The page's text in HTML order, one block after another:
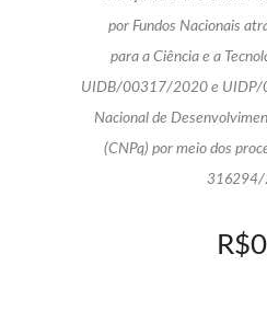
por Fundos Nacionais
para a Ciência e a
UIDB/00317/2020 e UIDP/
Nacional de
(CNPq) por meio dos
316294/
R$